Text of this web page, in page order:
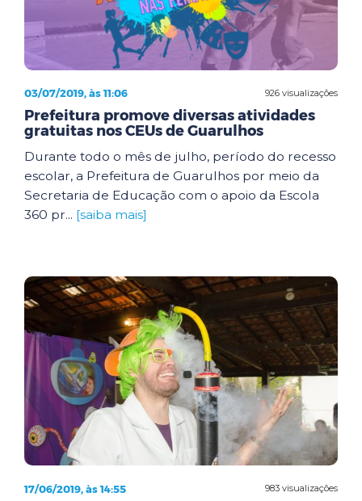
926 visualizações
03/07/2019, às 11:06
Prefeitura promove diversas atividades
gratuitas nos CEUs de Guarulhos
Durante todo o mês de julho, período do recesso
escolar, a Prefeitura de Guarulhos por meio da
Secretaria de Educação com o apoio da Escola
360 pr... [saiba mais]
983 visualizações
17/06/2019, às 14:55